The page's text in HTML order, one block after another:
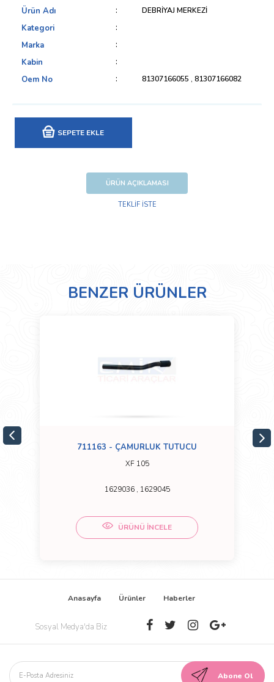
Ürün Adı DEBRİYAJ MERKEZİ
Kategori
Marka
Kabin
Oem No
81307166055 , 81307166082
SEPETE EKLE
ÜRÜN AÇIKLAMASI
TEKLİF İSTE
BENZER ÜRÜNLER
711163 - ÇAMURLUK TUTUCU
XF 105
1629036 , 1629045
ÜRÜNÜ İNCELE
Anasayfa Ürünler Haberler
Sosyal Medya'da Biz